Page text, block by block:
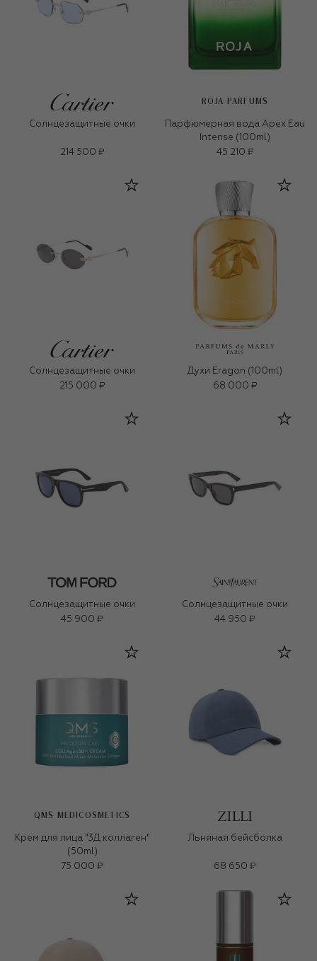
Солнцезащитные очки
214 500 ₽
ROJA PARFUMS
Парфюмерная вода Apex Eau
Intense (100ml)
45 210 ₽
Солнцезащитные очки
215 000 ₽
Духи Eragon (100ml)
68 000 ₽
Солнцезащитные очки
45 900 ₽
Солнцезащитные очки
44 950 ₽
QMS MEDICOSMETICS
Крем для лица "3Д коллаген"
(50ml)
75 000 ₽
Льняная бейсболка
68 650 ₽